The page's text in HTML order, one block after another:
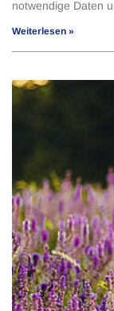
notwendige Daten
Weiterlesen »